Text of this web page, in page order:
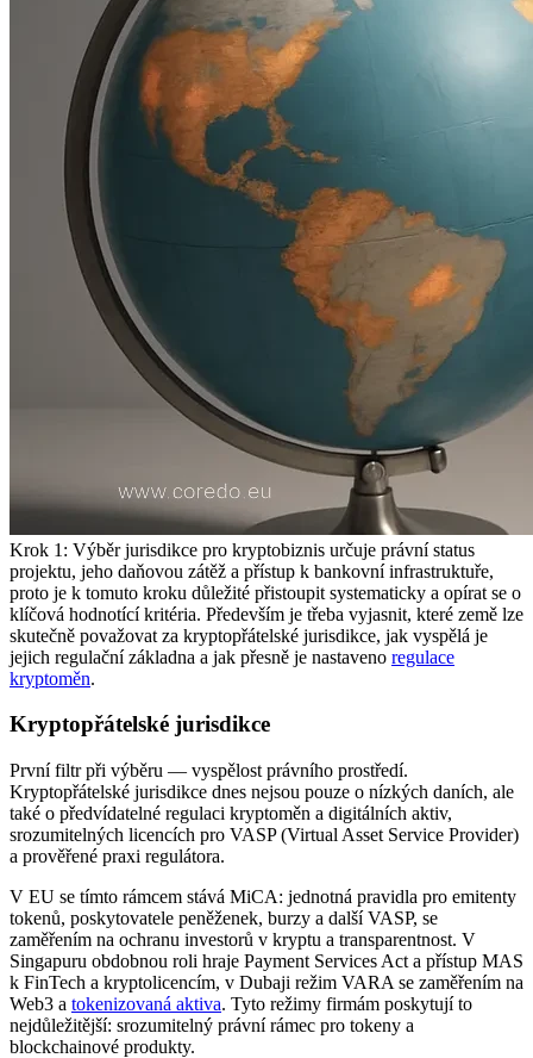
Krok 1: Výběr jurisdikce pro kryptobiznis určuje právní status
projektu, jeho daňovou zátěž a přístup k bankovní infrastruktuře,
proto je k tomuto kroku důležité přistoupit systematicky a opírat se o
klíčová hodnotící kritéria. Především je třeba vyjasnit, které země lze
skutečně považovat za kryptopřátelské jurisdikce, jak vyspělá je
jejich regulační základna a jak přesně je nastaveno regulace
kryptoměn.
Kryptopřátelské jurisdikce
První filtr při výběru — vyspělost právního prostředí.
Kryptopřátelské jurisdikce dnes nejsou pouze o nízkých daních, ale
také o předvídatelné regulaci kryptoměn a digitálních aktiv,
srozumitelných licencích pro VASP (Virtual Asset Service Provider)
a prověřené praxi regulátora.
V EU se tímto rámcem stává MiCA: jednotná pravidla pro emitenty
tokenů, poskytovatele peněženek, burzy a další VASP, se
zaměřením na ochranu investorů v kryptu a transparentnost. V
Singapuru obdobnou roli hraje Payment Services Act a přístup MAS
k FinTech a kryptolicencím, v Dubaji režim VARA se zaměřením na
Web3 a tokenizovaná aktiva. Tyto režimy firmám poskytují to
nejdůležitější: srozumitelný právní rámec pro tokeny a
blockchainové produkty.